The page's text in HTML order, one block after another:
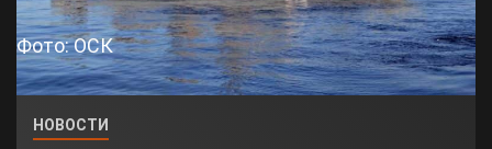
Фото: ОСК
НОВОСТИ